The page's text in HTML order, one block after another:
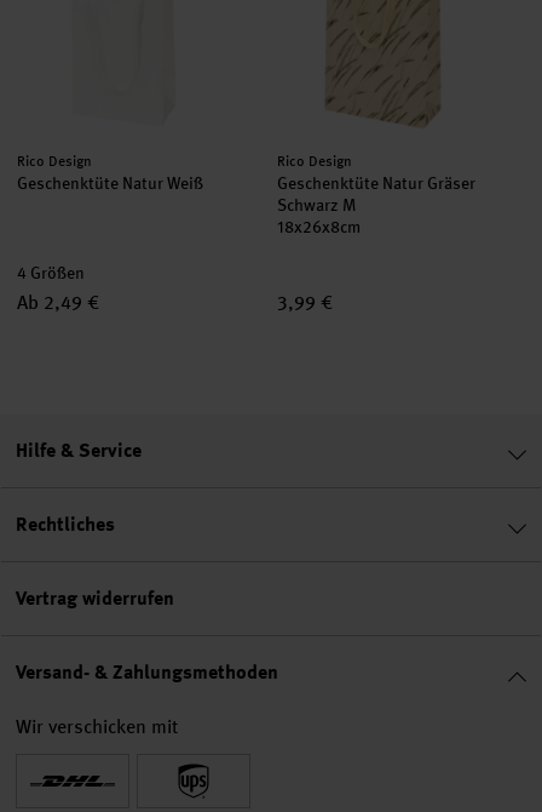
Hersteller:
Rico Design
Geschenktüte Natur Weiß
4 Größen
Ab 2,49 €
Hersteller:
Rico Design
Geschenktüte Natur Gräser
Schwarz M
18x26x8cm
3,99 €
Hilfe & Service
Rechtliches
Vertrag widerrufen
Versand- & Zahlungsmethoden
Wir verschicken mit